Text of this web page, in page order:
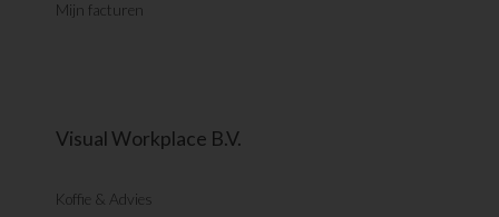
Mijn facturen
Visual Workplace B.V.
Koffie & Advies